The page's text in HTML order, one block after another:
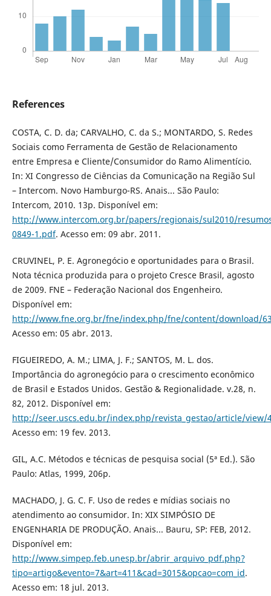
References
COSTA, C. D. da; CARVALHO, C. da S.; MONTARDO, S. Redes
Sociais como Ferramenta de Gestão de Relacionamento
entre Empresa e Cliente/Consumidor do Ramo Alimentício.
In: XI Congresso de Ciências da Comunicação na Região Sul
– Intercom. Novo Hamburgo-RS. Anais... São Paulo:
Intercom, 2010. 13p. Disponível em:
http://www.intercom.org.br/papers/regionais/sul2010/
0849-1.pdf. Acesso em: 09 abr. 2011.
CRUVINEL, P. E. Agronegócio e oportunidades para o Brasil.
Nota técnica produzida para o projeto Cresce Brasil, agosto
de 2009. FNE – Federação Nacional dos Engenheiro.
Disponível em:
http://www.fne.org.br/fne/index.php/fne/content/download/
Acesso em: 05 abr. 2013.
FIGUEIREDO, A. M.; LIMA, J. F.; SANTOS, M. L. dos.
Importância do agronegócio para o crescimento econômico
de Brasil e Estados Unidos. Gestão & Regionalidade. v.28, n.
82, 2012. Disponível em:
http://seer.uscs.edu.br/index.php/revista_gestao/article/view/
Acesso em: 19 fev. 2013.
GIL, A.C. Métodos e técnicas de pesquisa social (5ª Ed.). São
Paulo: Atlas, 1999, 206p.
MACHADO, J. G. C. F. Uso de redes e mídias sociais no
atendimento ao consumidor. In: XIX SIMPÓSIO DE
ENGENHARIA DE PRODUÇÃO. Anais... Bauru, SP: FEB, 2012.
Disponível em:
http://www.simpep.feb.unesp.br/abrir_arquivo_pdf.php?
tipo=artigo&evento=7&art=411&cad=3015&opcao=com_id.
Acesso em: 18 jul. 2013.